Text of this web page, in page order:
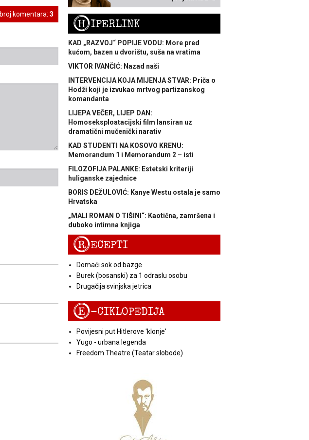
broj komentara: 3
HIPERLINK
KAD „RAZVOJ“ POPIJE VODU: More pred
kućom, bazen u dvorištu, suša na vratima
VIKTOR IVANČIĆ: Nazad naši
INTERVENCIJA KOJA MIJENJA STVAR: Priča o
Hodži koji je izvukao mrtvog partizanskog
komandanta
LIJEPA VEČER, LIJEP DAN:
Homoseksploatacijski film lansiran uz
dramatični mučenički narativ
KAD STUDENTI NA KOSOVO KRENU:
Memorandum 1 i Memorandum 2 – isti
FILOZOFIJA PALANKE: Estetski kriteriji
huliganske zajednice
BORIS DEŽULOVIĆ: Kanye Westu ostala je samo
Hrvatska
„MALI ROMAN O TIŠINI“: Kaotična, zamršena i
duboko intimna knjiga
RECEPTI
Domaći sok od bazge
Burek (bosanski) za 1 odraslu osobu
Drugačija svinjska jetrica
E-CIKLOPEDIJA
Povijesni put Hitlerove 'klonje'
Yugo - urbana legenda
Freedom Theatre (Teatar slobode)